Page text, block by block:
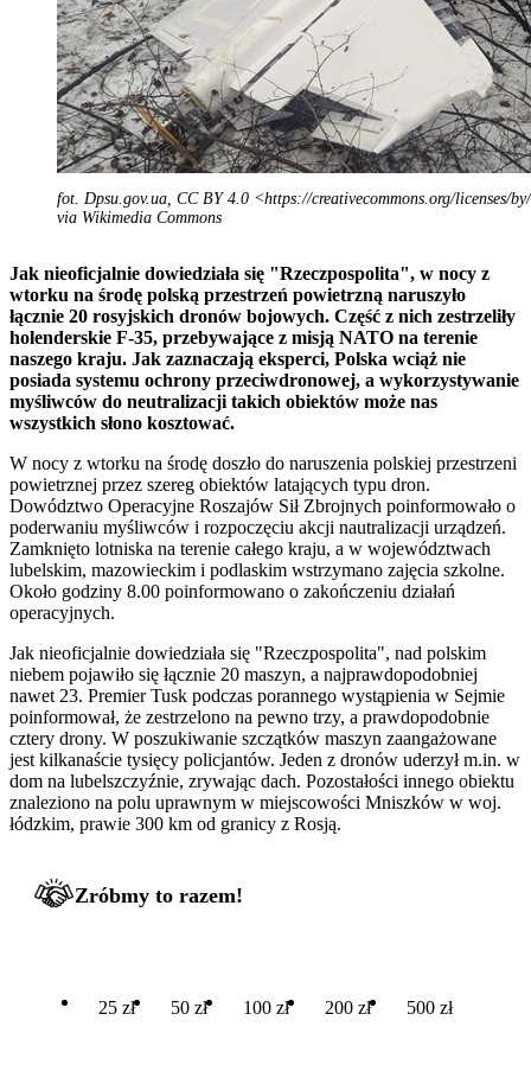
fot. Dpsu.gov.ua, CC BY 4.0 <https://creativecommons.org/licenses/
via Wikimedia Commons
Jak nieoficjalnie dowiedziała się "Rzeczpospolita", w nocy z
wtorku na środę polską przestrzeń powietrzną naruszyło
łącznie 20 rosyjskich dronów bojowych. Część z nich zestrzeliły
holenderskie F-35, przebywające z misją NATO na terenie
naszego kraju. Jak zaznaczają eksperci, Polska wciąż nie
posiada systemu ochrony przeciwdronowej, a wykorzystywanie
myśliwców do neutralizacji takich obiektów może nas
wszystkich słono kosztować.
W nocy z wtorku na środę doszło do naruszenia polskiej przestrzeni
powietrznej przez szereg obiektów latających typu dron.
Dowództwo Operacyjne Roszajów Sił Zbrojnych poinformowało o
poderwaniu myśliwców i rozpoczęciu akcji nautralizacji urządzeń.
Zamknięto lotniska na terenie całego kraju, a w województwach
lubelskim, mazowieckim i podlaskim wstrzymano zajęcia szkolne.
Około godziny 8.00 poinformowano o zakończeniu działań
operacyjnych.
Jak nieoficjalnie dowiedziała się "Rzeczpospolita", nad polskim
niebem pojawiło się łącznie 20 maszyn, a najprawdopodobniej
nawet 23. Premier Tusk podczas porannego wystąpienia w Sejmie
poinformował, że zestrzelono na pewno trzy, a prawdopodobnie
cztery drony. W poszukiwanie szczątków maszyn zaangażowane
jest kilkanaście tysięcy policjantów. Jeden z dronów uderzył m.in. w
dom na lubelszczyźnie, zrywając dach. Pozostałości innego obiektu
znaleziono na polu uprawnym w miejscowości Mniszków w woj.
łódzkim, prawie 300 km od granicy z Rosją.
Zróbmy to razem!
25 zł 50 zł 100 zł 200 zł 500 zł